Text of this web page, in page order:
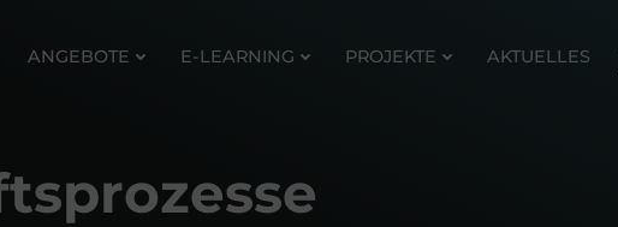
ANGEBOTE E-LEARNING PROJEKTE AKTUELLES